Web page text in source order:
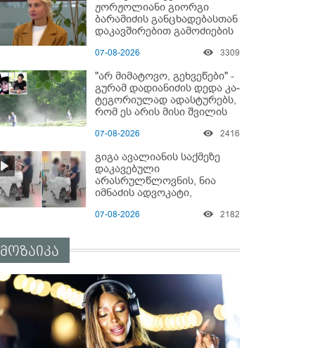
კი ტყუის"
ჟორჟოლიანი გიორგი
ბარამიძის განცხადებასთან
დაკავშირებით გამოძიების
07-08-2026 3309
"არ მიმატოვო, გეხვეწები" -
გუ­რა­მ დადიანიძის დედა კა­
ტე­გო­რი­უ­ლად ადას­ტუ­რებს,
რომ ეს არის მისი შვი­ლის
07-08-2026 2416
გიგა ავალიანის საქმეზე
დაკავებული
არასრულწლოვნის, ნია
იმნაძის ადვოკატი,
გადაღებულ კადრებს
07-08-2026 2182
მოზაიკა